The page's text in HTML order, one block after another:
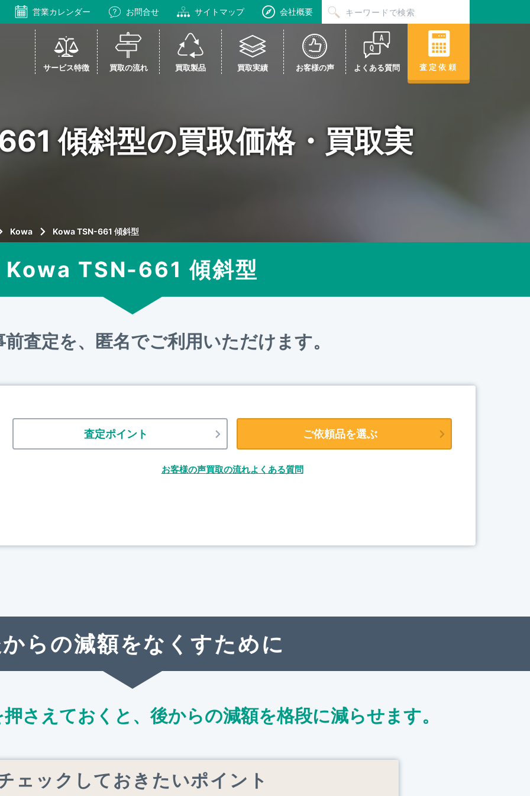
営業カレンダー お問合せ サイトマップ 会社概要
サービス特徴 買取の流れ 買取製品 買取実績 お客様の声 よくある質問 査定依頼
傾斜型の買取価格・買取実
Kowa Kowa TSN-661 傾斜型
Kowa TSN-661 傾斜型
査定を、匿名でご利用いただけます。
査定ポイント ご依頼品を選ぶ
お客様の声買取の流れよくある質問
らの減額をなくすために
さえておくと、後からの減額を格段に減らせます。
ェックしておきたいポイント